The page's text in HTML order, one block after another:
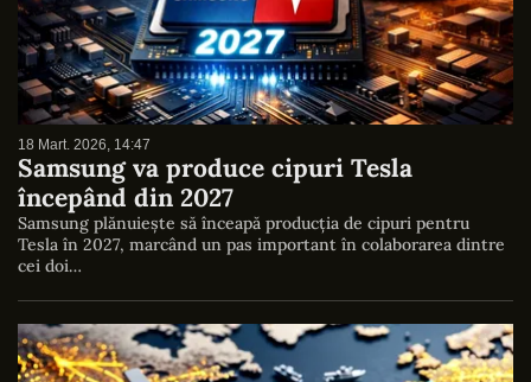
18 Mart. 2026, 14:47
Samsung va produce cipuri Tesla
începând din 2027
Samsung plănuiește să înceapă producția de cipuri pentru
Tesla în 2027, marcând un pas important în colaborarea dintre
cei doi…